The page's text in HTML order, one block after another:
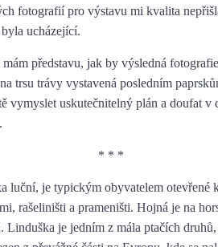
fotografií pro výstavu mi kvalita
ucházející.
představu, jak by výsledná
trsu trávy vystavená posledním
vymyslet uskutečnitelný plán a doufat v
* * *
luční, je typickým obyvatelem otevřené
rašeliništi a prameništi. Hojná je na
Linduška je jedním z mála ptačích